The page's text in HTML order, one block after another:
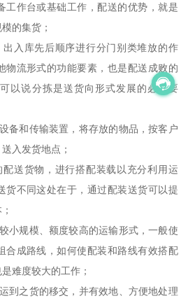
工作台或基础工作，配送的优势，就是
的集货；
入库先后顺序进行分门别类堆放的作
物流形式的功能要素，也是配送成败的
以说分拣是送货向形式发展的必然要
备和传输装置，将存放的物品，按客户
入发货地点；
送货物，进行搭配装载以充分利用运
货不同这处在于，通过配装送货可以提
小规模、额度较高的运输形式，一般使
合成路线，如何使配装和路线有效搭配
难度较大的工作；
到之货的移交，并有效地、方便地处理